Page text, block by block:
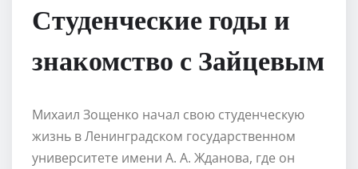
Студенческие годы и
знакомство с Зайцевым
Михаил Зощенко начал свою студенческую
жизнь в Ленинградском государственном
университете имени А. А. Жданова, где он